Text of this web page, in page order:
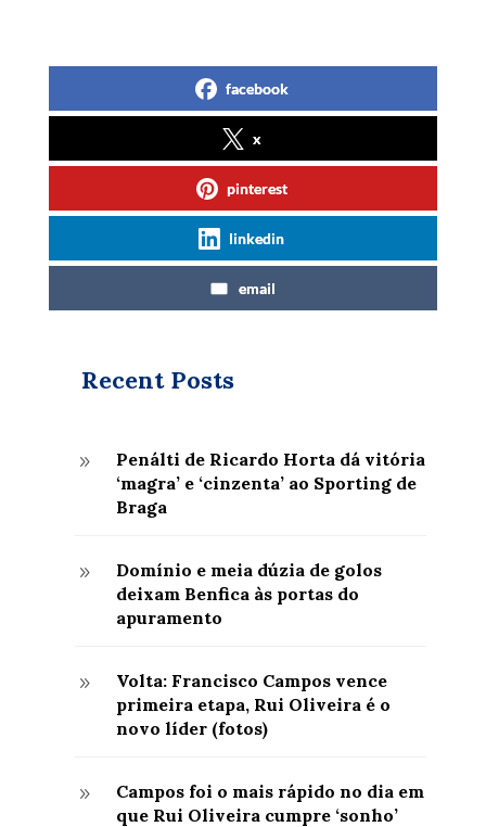
facebook
x
pinterest
linkedin
email
Recent Posts
9
Penálti de Ricardo Horta dá vitória
‘magra’ e ‘cinzenta’ ao Sporting de
Braga
9
Domínio e meia dúzia de golos
deixam Benfica às portas do
apuramento
9
Volta: Francisco Campos vence
primeira etapa, Rui Oliveira é o
novo líder (fotos)
9
Campos foi o mais rápido no dia em
que Rui Oliveira cumpre ‘sonho’